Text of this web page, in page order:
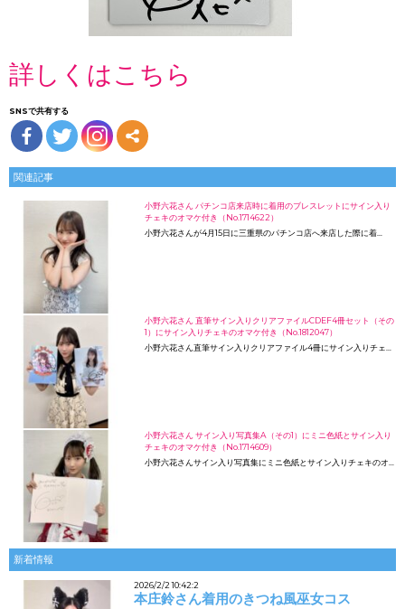
詳しくはこちら
SNSで共有する
関連記事
小野六花さん パチンコ店来店時に着用のブレスレットにサイン入り
チェキのオマケ付き（No.1714622）
小野六花さんが4月15日に三重県のパチンコ店へ来店した際に着…
小野六花さん 直筆サイン入りクリアファイルCDEF4冊セット（その
1）にサイン入りチェキのオマケ付き（No.1812047）
小野六花さん直筆サイン入りクリアファイル4冊にサイン入りチェ…
小野六花さん サイン入り写真集A（その1）にミニ色紙とサイン入り
チェキのオマケ付き（No.1714609）
小野六花さんサイン入り写真集にミニ色紙とサイン入りチェキのオ…
新着情報
2026/2/2 10:42:2
本庄鈴さん着用のきつね風巫女コス